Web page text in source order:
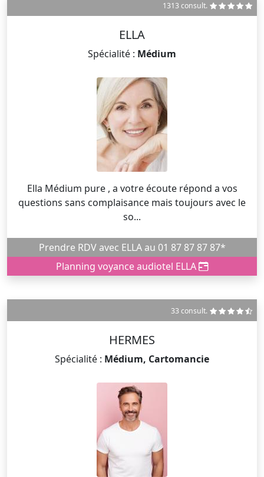
1313 consult.
ELLA
Spécialité : Médium
Ella Médium pure , a votre écoute répond a vos
questions sans complaisance mais toujours avec le
so...
Prendre RDV avec ELLA au 01 87 87 87 87*
Planning voyance audiotel ELLA
33 consult.
HERMES
Spécialité : Médium, Cartomancie